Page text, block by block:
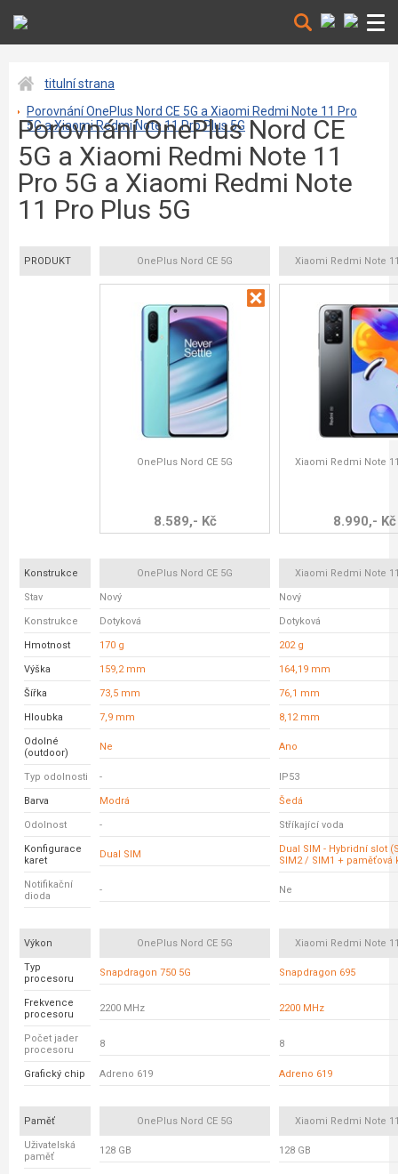
titulní strana
Porovnání OnePlus Nord CE 5G a Xiaomi Redmi Note 11 Pro
5G a Xiaomi Redmi Note 11 Pro Plus 5G
Porovnání OnePlus Nord CE
5G a Xiaomi Redmi Note 11
Pro 5G a Xiaomi Redmi Note
11 Pro Plus 5G
PRODUKT OnePlus Nord CE 5G Xiaomi Redmi Note
OnePlus Nord CE 5G
8.589,- Kč
Xiaomi Redmi Note
8.990,- Kč
Konstrukce OnePlus Nord CE 5G Xiaomi Redmi Note
Stav Nový Nový
Konstrukce Dotyková Dotyková
Hmotnost 170 g 202 g
Výška 159,2 mm 164,19 mm
Šířka 73,5 mm 76,1 mm
Hloubka 7,9 mm 8,12 mm
Odolné
(outdoor)
Ne Ano
Typ odolnosti - IP53
Barva Modrá Šedá
Odolnost - Stříkající voda
Konfigurace
karet
Dual SIM
Dual SIM - Hybridní slot
SIM2 / SIM1 + paměťová
Notifikační
dioda
- Ne
Výkon OnePlus Nord CE 5G Xiaomi Redmi Note
Typ
procesoru
Snapdragon 750 5G Snapdragon 695
Frekvence
procesoru
2200 MHz 2200 MHz
Počet jader
procesoru
8 8
Grafický chip Adreno 619 Adreno 619
Paměť OnePlus Nord CE 5G Xiaomi Redmi Note
Uživatelská
paměť
128 GB 128 GB